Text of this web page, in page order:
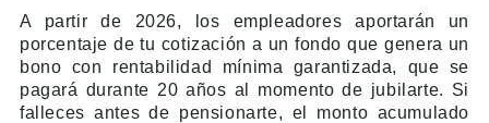
A partir de 2026, los empleadores aportarán un
porcentaje de tu cotización a un fondo que genera un
bono con rentabilidad mínima garantizada, que se
pagará durante 20 años al momento de jubilarte. Si
falleces antes de pensionarte, el monto acumulado